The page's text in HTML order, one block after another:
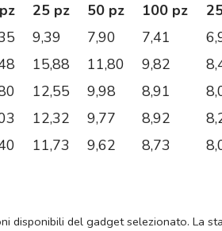
25 pz 50 pz 100 pz
9,39 7,90 7,41
15,88 11,80 9,82
12,55 9,98 8,91
12,32 9,77 8,92
11,73 9,62 8,73
disponibili del gadget selezionato. La